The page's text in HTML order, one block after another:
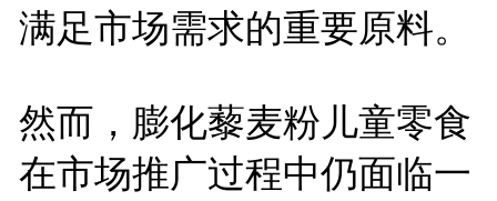
满足市场需求的重要原料。
然而，膨化藜麦粉儿童零食
在市场推广过程中仍面临一